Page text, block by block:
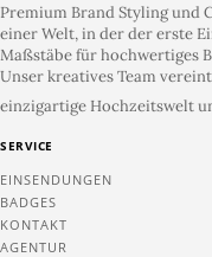
Premium Brand Styling und
einer Welt, in der der erste
Maßstäbe für hochwertiges
Unser kreatives Team
einzigartige Hochzeitswelt
SERVICE
EINSENDUNGEN
BADGES
KONTAKT
AGENTUR